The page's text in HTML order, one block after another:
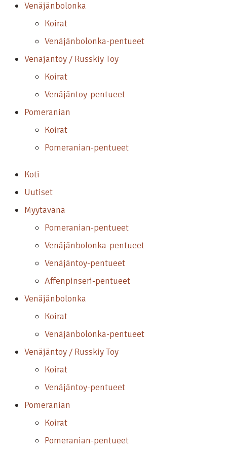
Venäjänbolonka
Koirat
Venäjänbolonka-pentueet
Venäjäntoy / Russkiy Toy
Koirat
Venäjäntoy-pentueet
Pomeranian
Koirat
Pomeranian-pentueet
Koti
Uutiset
Myytävänä
Pomeranian-pentueet
Venäjänbolonka-pentueet
Venäjäntoy-pentueet
Affenpinseri-pentueet
Venäjänbolonka
Koirat
Venäjänbolonka-pentueet
Venäjäntoy / Russkiy Toy
Koirat
Venäjäntoy-pentueet
Pomeranian
Koirat
Pomeranian-pentueet